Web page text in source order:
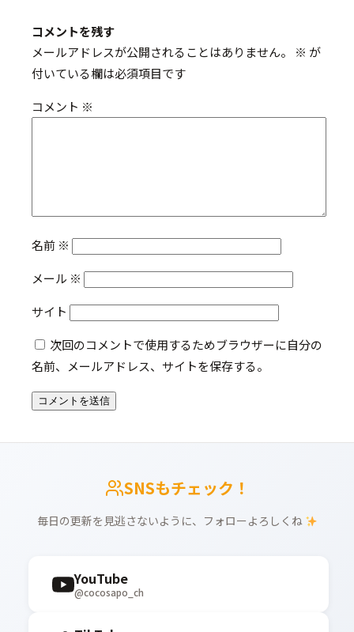
コメントを残す
メールアドレスが公開されることはありません。
※ が
付いている欄は必須項目です
コメント ※
名前 ※
メール ※
サイト
次回のコメントで使用するためブラウザーに自分の
名前、メールアドレス、サイトを保存する。
SNSもチェック！
毎日の更新を見逃さないように、フォローよろしくね
YouTube
@cocosapo_ch